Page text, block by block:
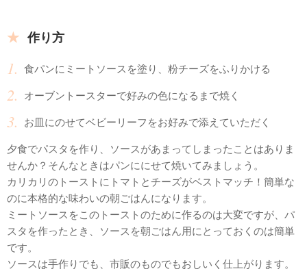
作り方
食パンにミートソースを塗り、粉チーズをふりかける
オーブントースターで好みの色になるまで焼く
お皿にのせてベビーリーフをお好みで添えていただく
夕食でパスタを作り、ソースがあまってしまったことはありま
せんか？そんなときはパンににせて焼いてみましょう。
カリカリのトーストにトマトとチーズがベストマッチ！簡単な
のに本格的な味わいの朝ごはんになります。
ミートソースをこのトーストのために作るのは大変ですが、パ
スタを作ったとき、ソースを朝ごはん用にとっておくのは簡単
です。
ソースは手作りでも、市販のものでもおしいく仕上がります。